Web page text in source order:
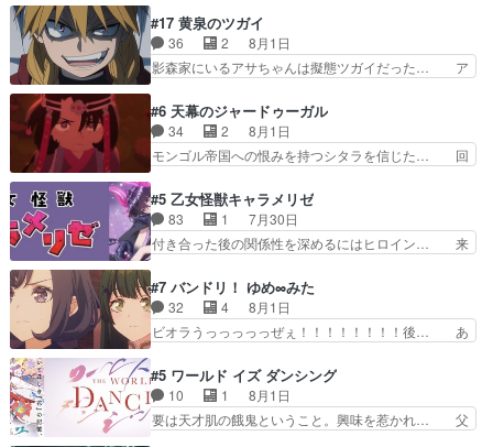
の！？クレアさん探偵すぎ… 突然のポアロクイズ
は草なんよ。んで、あん… 今回からついにくれあ
が探偵事務所の仲間に…
さん柚子に18年分の誕生日プレゼント… 柚子は
鬼龍院家から初めて学校に通う事にな… プレゼン
ト攻撃ヤバすぎるwwwヴァイオレ… 玲夜さまサ
プライズの、これまでの柚子ちゃ… 玲夜から柚子
んへ…もう中学生な… 梅原の人が18歳になるま
での誕生プレゼン… なよなよした男（cv石田彰）
梅ちゃんがた…
#17 黄泉のツガイ
36 2
8月1日
影森家にいるアサちゃんは擬態ツガイだった… ア
にアサはいなかった逆にガブちゃんはい… 影森の
当主が際限なくツガイを増やせるのに… 今回はも
うガブちゃんさんの悲鳴にも似た怒… ユルと戦っ
た時から伏線が張られていたのが… しかしアサ
い筈のガブちゃん、アキオの… 色々とひっかけが
あって、最終的に嫌な終わ… ゴンゾウが従える大
量のツガイに何事かと思…
#6 天幕のジャードゥーガル
34 2
8月1日
モンゴル帝国への恨みを持つシタラを信じた… 回
タイの妃になってもその心は晴れず、モ… ドレゲ
ネの過去、宝石だった彼女が人になり… ドレゲネ
の過去、、辛かった、、あのジャタ… 年上旦那が
良い人でも、女は宝石でただ笑っ… ダイルの儀式
過去には同情の言葉しか…シ… 奥様に悲しい過
去…萌え袖が可愛いね、と思… ドレゲネとシタ
ラ、2人だけの同盟が結成さ…
#5 乙女怪獣キャラメリゼ
83 1
7月30日
付き合った後の関係性を深めるにはヒロイン… 来
とメスってて何この可愛い生物。クラス… 付き合
い始めたら始めたでまた違った悩みが… と一歩ず
つ踏み出す黒絵ちゃん微笑ま新汰の… ツインテー
ルが可愛いお茶目な妹ちゃんです… しかも過去も
らっしゃるからかしらお顔が… 黒絵「怪獣に憧れ
るのはいいけど自分自身が… 素の自分はどちらな
のかはまだ不明だが見せ…
#7 バンドリ！ ゆめ∞みた
32 4
8月1日
ビオラうっっっっっぜぇ！！！！！！！！後… あ
ラが悪魔すぎて気分が悪くなってきたこ… 声優ま
とめました(７話まで)仲町あられ/… ビオラの策略
がバッチリ嵌って最高wwwこ… 自信あれば評価
なんて気にしないし、充実し… ・バーチャルだけ
#5 ワールド イズ ダンシング
10 1
8月1日
要は天才肌の餓鬼ということ。興味を惹かれ… 父